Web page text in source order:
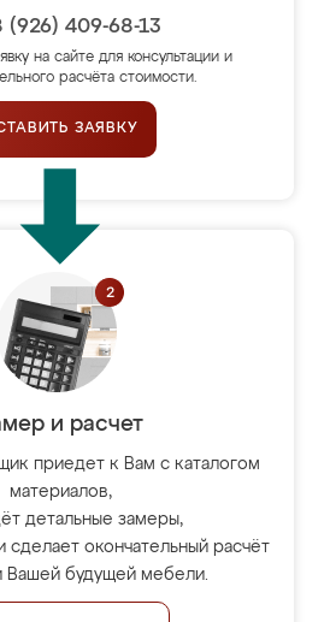
(926) 409-68-13
на сайте для консультации и
расчёта стоимости.
ЗАЯВКУ
и расчет
приедет к Вам с каталогом
материалов,
детальные замеры,
сделает окончательный расчёт
Вашей будущей мебели.